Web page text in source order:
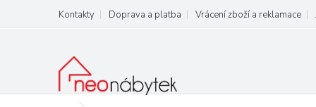
obsah
Kontakty Doprava a platba Vrácení zboží a reklamace